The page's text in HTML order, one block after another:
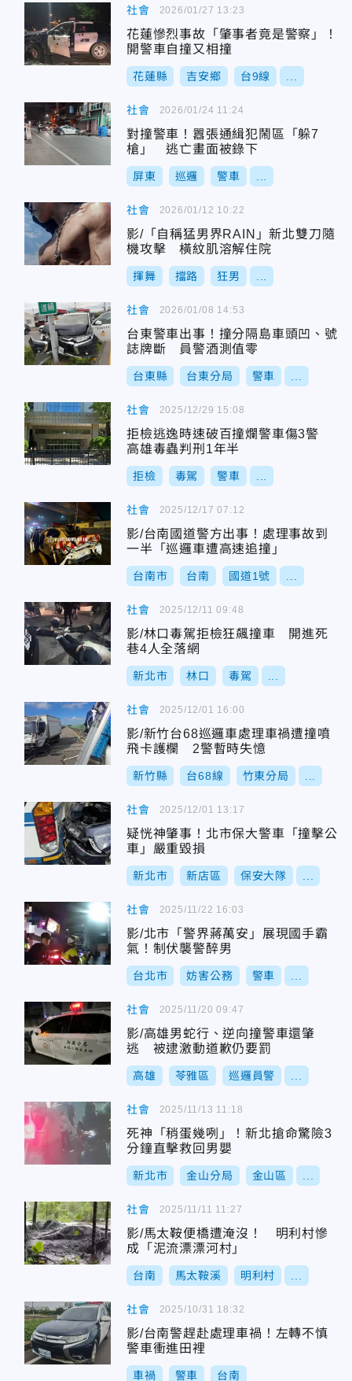
社會
花蓮慘烈事故「肇事者竟是警察」！
開警車自撞又相撞
花蓮縣 吉安鄉 台9線
2026/01/27 13:23
社會
對撞警車！囂張通緝犯鬧區「躲7
槍」 逃亡畫面被錄下
屏東 巡邏 警車
2026/01/24 11:24
社會
影/「自稱猛男界RAIN」新北雙刀隨
機攻擊 橫紋肌溶解住院
揮舞 擋路 狂男
2026/01/12 10:22
社會
台東警車出事！撞分隔島車頭凹、號
誌牌斷 員警酒測值零
台東縣 台東分局 警車
2026/01/08 14:53
社會
拒檢逃逸時速破百撞爛警車傷3警
高雄毒蟲判刑1年半
拒檢 毒駕 警車
2025/12/29 15:08
社會
影/台南國道警方出事！處理事故到
一半「巡邏車遭高速追撞」
台南市 台南 國道1號
2025/12/17 07:12
社會
影/林口毒駕拒檢狂飆撞車 開進死
巷4人全落網
新北市 林口 毒駕
2025/12/11 09:48
社會
影/新竹台68巡邏車處理車禍遭撞噴
飛卡護欄 2警暫時失憶
新竹縣 台68線 竹東分局
2025/12/01 16:00
社會
疑恍神肇事！北市保大警車「撞擊公
車」嚴重毀損
新北市 新店區 保安大隊
2025/12/01 13:17
社會
影/北市「警界蔣萬安」展現國手霸
氣！制伏襲警醉男
台北市 妨害公務 警車
2025/11/22 16:03
社會
影/高雄男蛇行、逆向撞警車還肇
逃 被逮激動道歉仍要罰
高雄 苓雅區 巡邏員警
2025/11/20 09:47
社會
死神「稍蛋幾咧」！新北搶命驚險3
分鐘直擊救回男嬰
新北市 金山分局 金山區
2025/11/13 11:18
社會
影/馬太鞍便橋遭淹沒！ 明利村慘
成「泥流漂漂河村」
台南 馬太鞍溪 明利村
2025/11/11 11:27
社會
影/台南警趕赴處理車禍！左轉不慎
警車衝進田裡
車禍 警車 台南
2025/10/31 18:32